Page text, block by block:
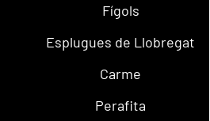
Fígols
Esplugues de Llobregat
Carme
Perafita